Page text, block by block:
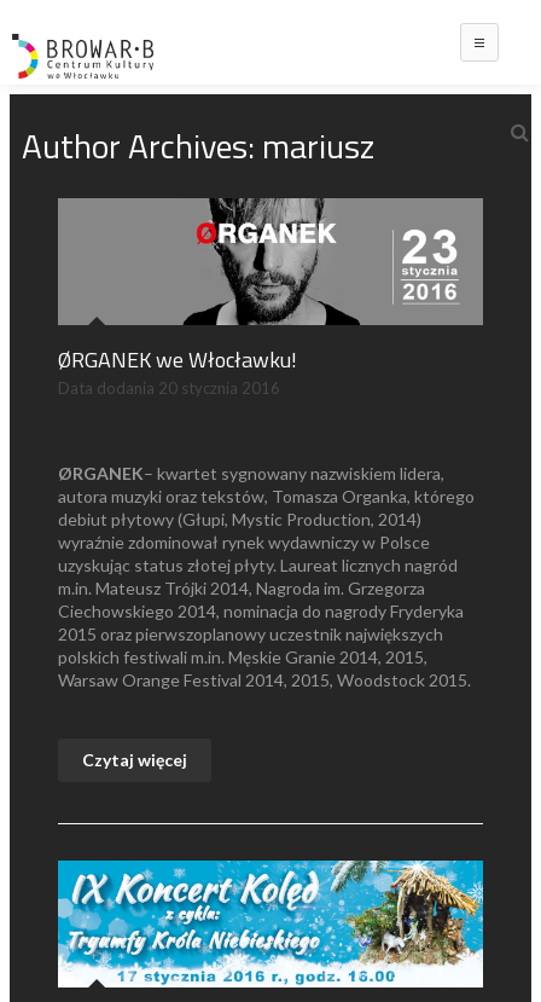
Author Archives: mariusz
ØRGANEK we Włocławku!
Data dodania 20 stycznia 2016
ØRGANEK– kwartet sygnowany nazwiskiem lidera,
autora muzyki oraz tekstów, Tomasza Organka, którego
debiut płytowy (Głupi, Mystic Production, 2014)
wyraźnie zdominował rynek wydawniczy w Polsce
uzyskując status złotej płyty. Laureat licznych nagród
m.in. Mateusz Trójki 2014, Nagroda im. Grzegorza
Ciechowskiego 2014, nominacja do nagrody Fryderyka
2015 oraz pierwszoplanowy uczestnik największych
polskich festiwali m.in. Męskie Granie 2014, 2015,
Warsaw Orange Festival 2014, 2015, Woodstock 2015.
Czytaj więcej